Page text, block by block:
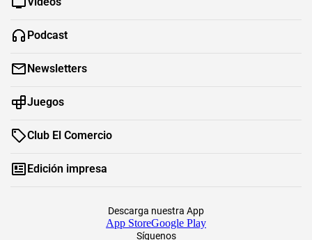
Podcast
Newsletters
Juegos
Club El Comercio
Edición impresa
Síguenos
Descarga nuestra App
App StoreGoogle Play